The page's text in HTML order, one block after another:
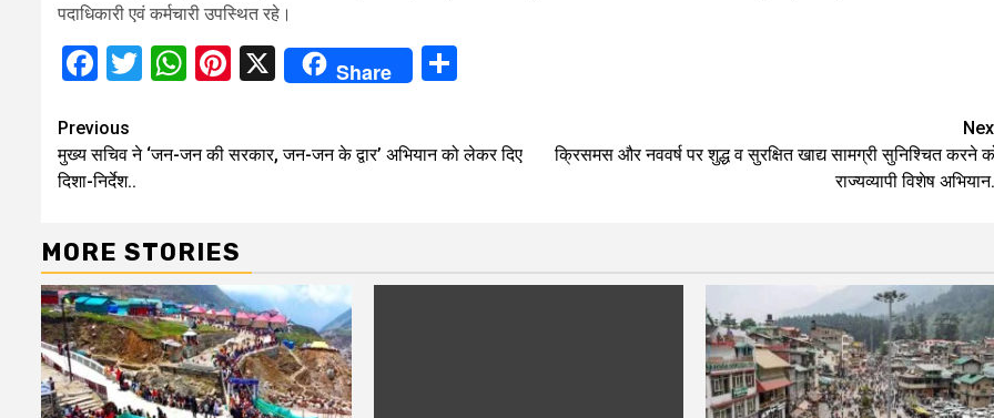
पदाधिकारी एवं कर्मचारी उपस्थित रहे।
Facebook
Twitter
WhatsApp
Pinterest
X Share
Continue
Reading
Previous
मुख्य सचिव ने ‘जन-जन की सरकार, जन-जन के द्वार’ अभियान को लेकर दिए
दिशा-निर्देश..
क्रिसमस और नववर्ष पर शुद्ध व सुरक्षित खाद्य सामग्री सुनिश्चित करने
राज्यव्यापी विशेष
MORE STORIES